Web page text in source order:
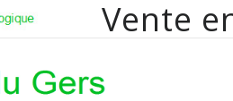
Vente
en direct de